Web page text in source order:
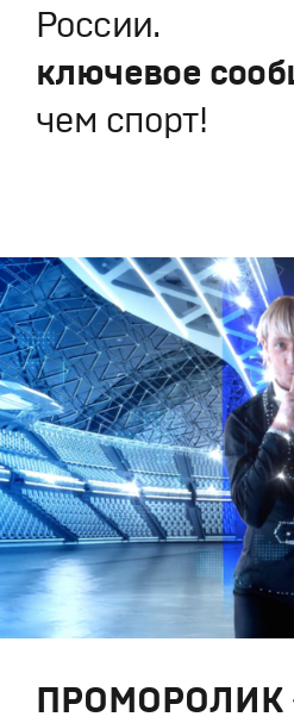
России.
ключевое
чем спорт!
ПРОМОРОЛИК